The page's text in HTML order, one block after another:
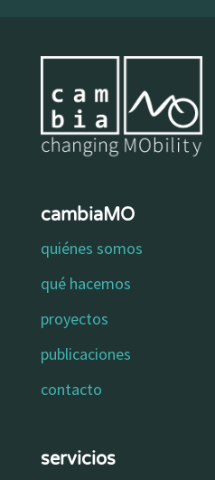
cambiaMO
quiénes somos
qué hacemos
proyectos
publicaciones
contacto
servicios